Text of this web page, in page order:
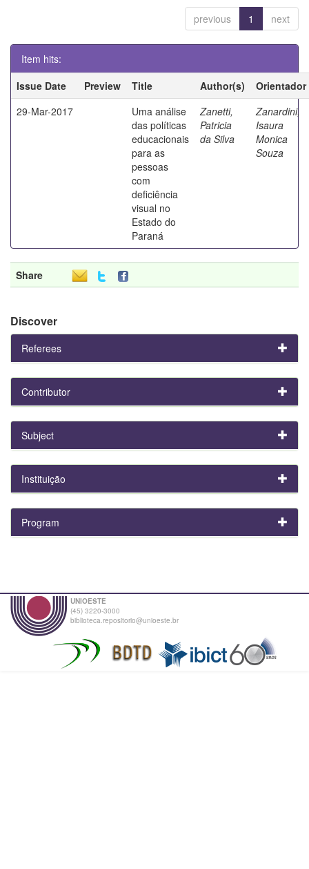
previous 1 next
Item hits:
Issue Date
Preview Title Author(s)
Orientador
29-Mar-2017
Uma análise
das políticas
educacionais
para as
pessoas
com
deficiência
visual no
Estado do
Paraná
Zanetti,
Patricia
da Silva
Zanardini,
Isaura
Monica
Souza
Share
Discover
Referees
Contributor
Subject
Instituição
Program
UNIOESTE
(45) 3220-3000
biblioteca.repositorio@unioeste.br